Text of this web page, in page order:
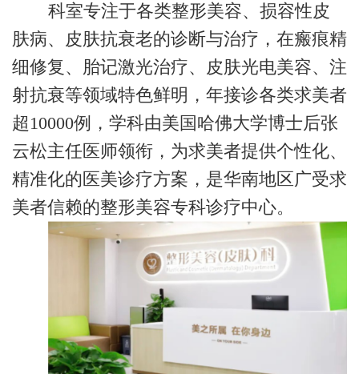
科室专注于各类整形美容、损容性皮
肤病、皮肤抗衰老的诊断与治疗，在瘢痕精
细修复、胎记激光治疗、皮肤光电美容、注
射抗衰等领域特色鲜明，年接诊各类求美者
超10000例，学科由美国哈佛大学博士后张
云松主任医师领衔，为求美者提供个性化、
精准化的医美诊疗方案，是华南地区广受求
美者信赖的整形美容专科诊疗中心。